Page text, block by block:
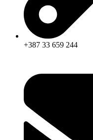
+387 33 659 244